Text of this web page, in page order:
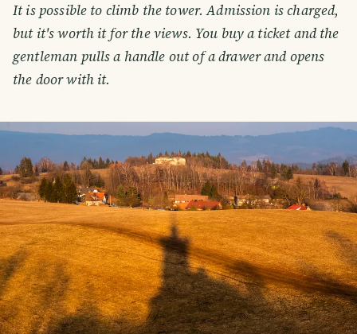
It is possible to climb the tower. Admission is charged,
but it's worth it for the views. You buy a ticket and the
gentleman pulls a handle out of a drawer and opens
the door with it.